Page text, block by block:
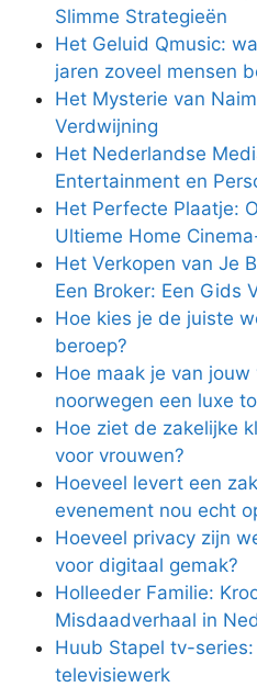
Slimme Strategieën
Het Geluid Qmusic:
jaren zoveel mensen
Het Mysterie van
Verdwijning
Het Nederlandse
Entertainment en
Het Perfecte Plaatje:
Ultieme Home
Het Verkopen van Je
Een Broker: Een Gids
Hoe kies je de juiste
beroep?
Hoe maak je van
noorwegen een luxe
Hoe ziet de zakelijke
voor vrouwen?
Hoeveel levert een
evenement nou echt
Hoeveel privacy zijn
voor digitaal gemak?
Holleeder Familie:
Misdaadverhaal in
Huub Stapel tv-
televisiewerk